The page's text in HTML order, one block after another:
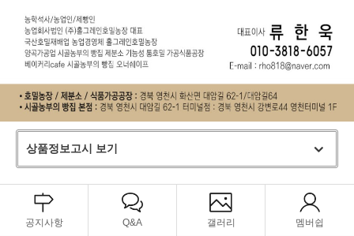
상품정보고시 보기
공지사항 Q&A 갤러리 멤버쉽